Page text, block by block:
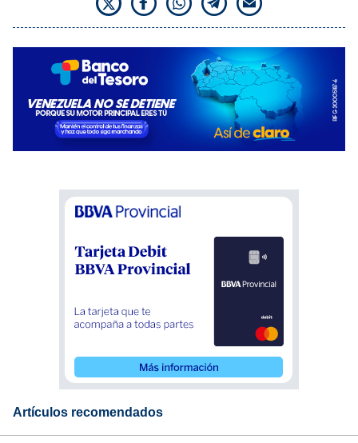
Artículos recomendados